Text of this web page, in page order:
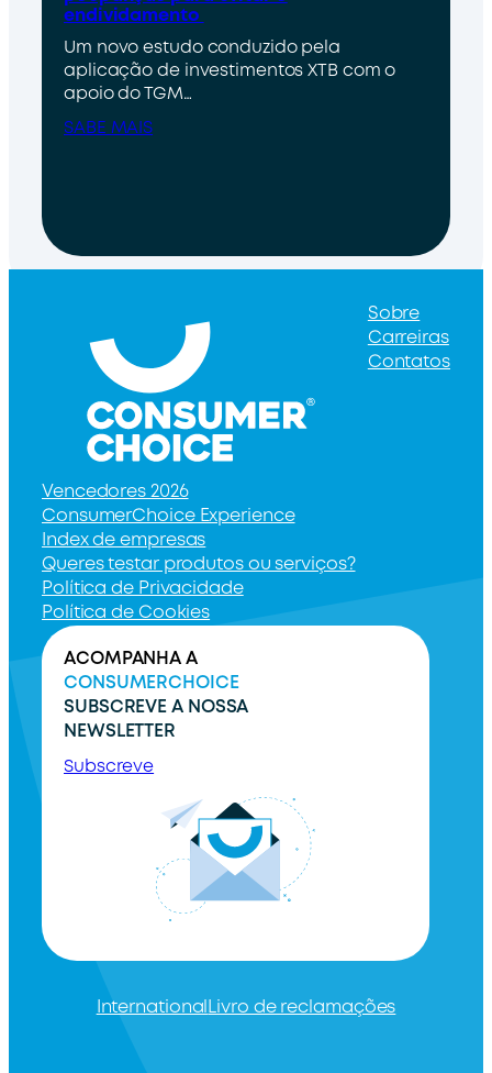
endividamento
Um novo estudo conduzido pela
aplicação de investimentos XTB com o
apoio do TGM…
SABE MAIS
Sobre
Carreiras
Contatos
Vencedores 2026
ConsumerChoice Experience
Index de empresas
Queres testar produtos ou serviços?
Política de Privacidade
Política de Cookies
ACOMPANHA A
CONSUMERCHOICE
SUBSCREVE A NOSSA
NEWSLETTER
Subscreve
International Livro de reclamações